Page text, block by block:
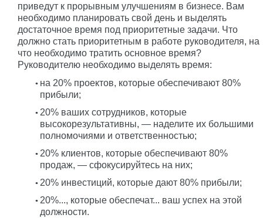
приведут к прорывным улучшениям в бизнесе. Вам
необходимо планировать свой день и выделять
достаточное время под приоритетные задачи. Что
должно стать приоритетным в работе руководителя, на
что необходимо тратить основное время?
Руководителю необходимо выделять время:
на 20% проектов, которые обеспечивают 80%
прибыли;
20% ваших сотрудников, которые
высокорезультативны, — наделите их большими
полномочиями и ответственностью;
20% клиентов, которые обеспечивают 80%
продаж, — сфокусируйтесь на них;
20% инвестиций, которые дают 80% прибыли;
20%..., которые обеспечат... ваш успех на этой
должности.